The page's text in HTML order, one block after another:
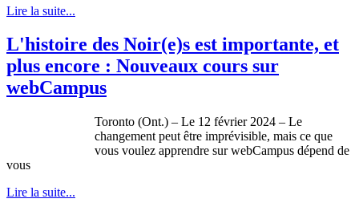
Lire la suite...
L'histoire des Noir(e)s est importante, et
plus encore : Nouveaux cours sur
webCampus
Toronto (Ont.) – Le 12 février 2024 – Le
changement peut être imprévisible, mais ce que
vous voulez apprendre sur webCampus dépend de
vous
Lire la suite...